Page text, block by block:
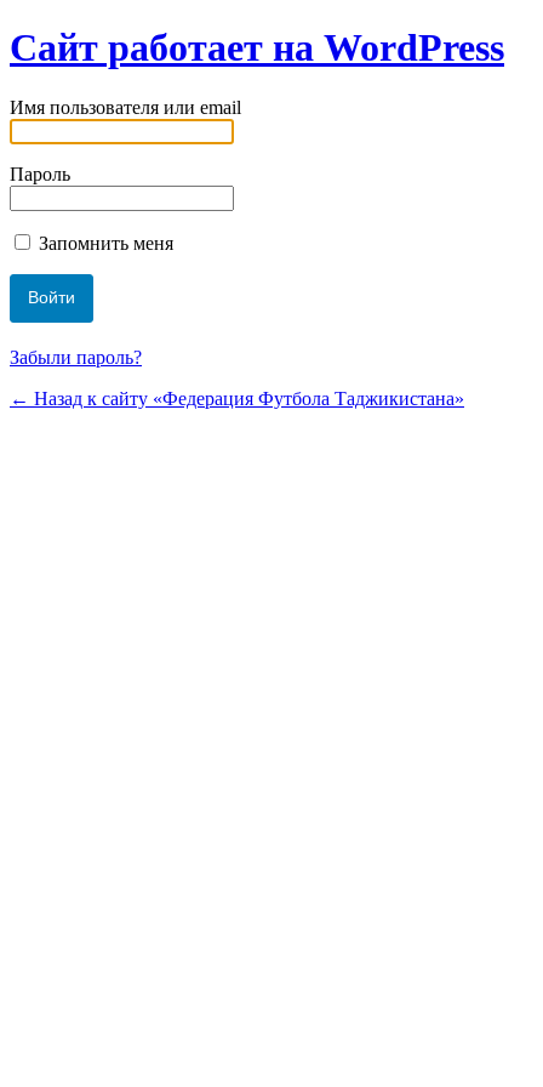
Сайт работает на WordPress
Имя пользователя или email
Пароль
Запомнить меня
Забыли пароль?
← Назад к сайту «Федерация Футбола Таджикистана»